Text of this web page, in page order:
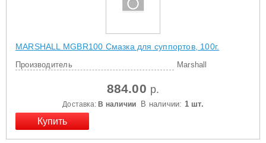
MARSHALL MGBR100 Смазка для суппортов, 100г.
Производитель Marshall
884.00 р.
Доставка: В наличии В наличии: 1 шт.